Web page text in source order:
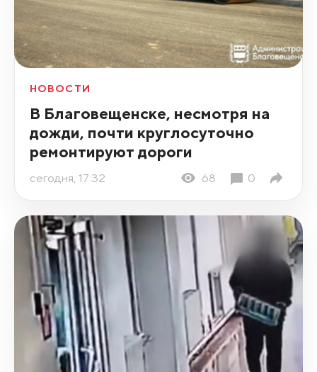
НОВОСТИ
В Благовещенске, несмотря на
дожди, почти круглосуточно
ремонтируют дороги
сегодня, 17:32 68 0